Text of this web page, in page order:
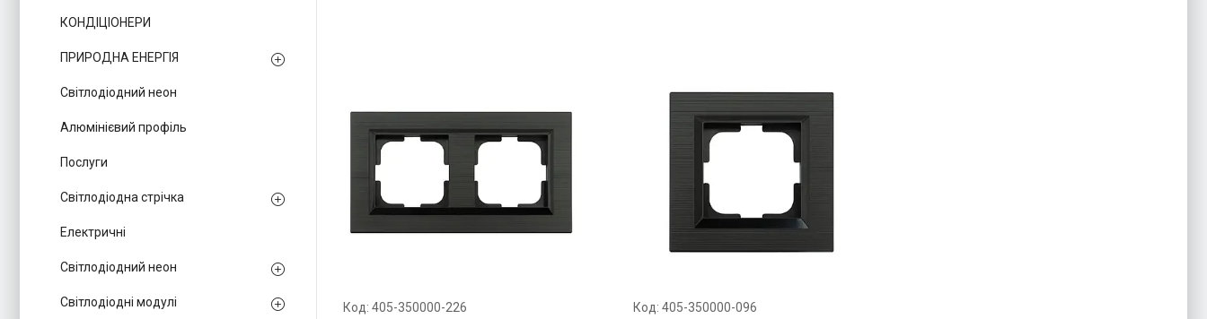
405-350000-226
405-350000-096
КОНДІЦІОНЕРИ
ПРИРОДНА ЕНЕРГІЯ
Світлодіодний неон
Алюмінієвий профіль
Послуги
Світлодіодна стрічка
Електричні
Світлодіодний неон
Світлодіодні модулі